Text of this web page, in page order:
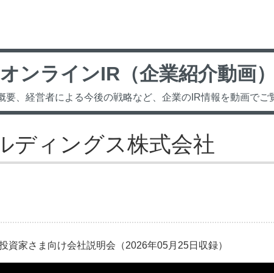
オンラインIR（企業紹介動画）
要、経営者による今後の戦略など、企業のIR情報を動画でご
ディングス株式会社
資家さま向け会社説明会（2026年05月25日収録）